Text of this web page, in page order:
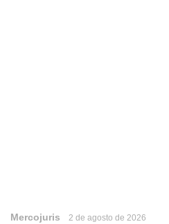
Mercojuris 2 de agosto de 2026